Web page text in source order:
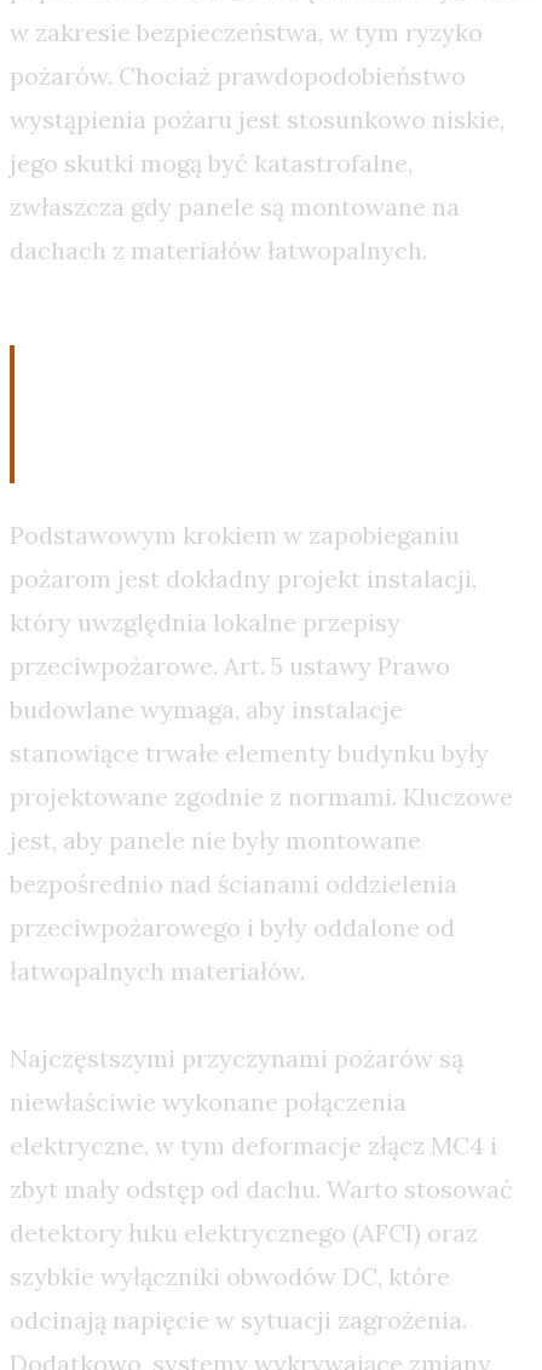
w zakresie bezpieczeństwa, w tym ryzyko
pożarów. Chociaż prawdopodobieństwo
wystąpienia pożaru jest stosunkowo niskie,
jego skutki mogą być katastrofalne,
zwłaszcza gdy panele są montowane na
dachach z materiałów łatwopalnych.
Podstawowym krokiem w zapobieganiu
pożarom jest dokładny projekt instalacji,
który uwzględnia lokalne przepisy
przeciwpożarowe. Art. 5 ustawy Prawo
budowlane wymaga, aby instalacje
stanowiące trwałe elementy budynku były
projektowane zgodnie z normami. Kluczowe
jest, aby panele nie były montowane
bezpośrednio nad ścianami oddzielenia
przeciwpożarowego i były oddalone od
łatwopalnych materiałów.
Najczęstszymi przyczynami pożarów są
niewłaściwie wykonane połączenia
elektryczne, w tym deformacje złącz MC4 i
zbyt mały odstęp od dachu. Warto stosować
detektory łuku elektrycznego (AFCI) oraz
szybkie wyłączniki obwodów DC, które
odcinają napięcie w sytuacji zagrożenia.
Dodatkowo, systemy wykrywające zmiany